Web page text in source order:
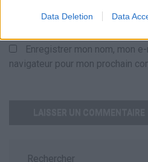
Data Deletion Data
Enregistrer mon nom, mon
navigateur pour mon prochain
Rechercher